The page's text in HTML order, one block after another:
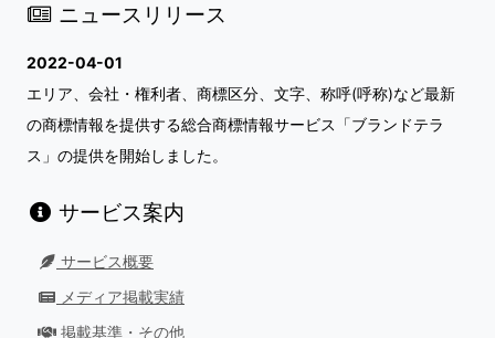
ニュースリリース
2022-04-01
エリア、会社・権利者、商標区分、文字、称呼(呼称)など最新
の商標情報を提供する総合商標情報サービス「ブランドテラ
ス」の提供を開始しました。
サービス案内
サービス概要
メディア掲載実績
掲載基準・その他